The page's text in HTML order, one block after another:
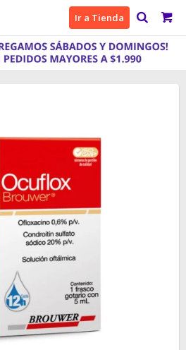
Ir a Tienda